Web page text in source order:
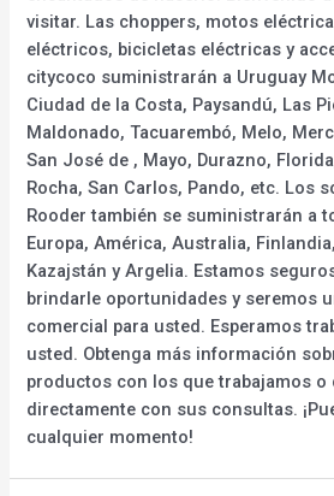
visitar. Las choppers, motos
eléctricos, bicicletas eléctricas y
citycoco suministrarán a Uruguay
Ciudad de la Costa, Paysandú, Las
Maldonado, Tacuarembó, Melo,
San José de , Mayo, Durazno,
Rocha, San Carlos, Pando, etc. Los
Rooder también se suministrarán a
Europa, América, Australia,
Kazajstán y Argelia. Estamos
brindarle oportunidades y seremos
comercial para usted. Esperamos
usted. Obtenga más información
productos con los que trabajamos
directamente con sus consultas.
cualquier momento!